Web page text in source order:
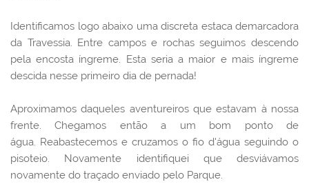
Identificamos logo abaixo uma discreta estaca demarcadora
da Travessia. Entre campos e rochas seguimos descendo
pela encosta íngreme. Esta seria a maior e mais íngreme
descida nesse primeiro dia de pernada!
Aproximamos daqueles aventureiros que estavam à nossa
frente. Chegamos então a um bom ponto de
água. Reabastecemos e cruzamos o fio d'água seguindo o
pisoteio. Novamente identifiquei que desviávamos
novamente do traçado enviado pelo Parque.